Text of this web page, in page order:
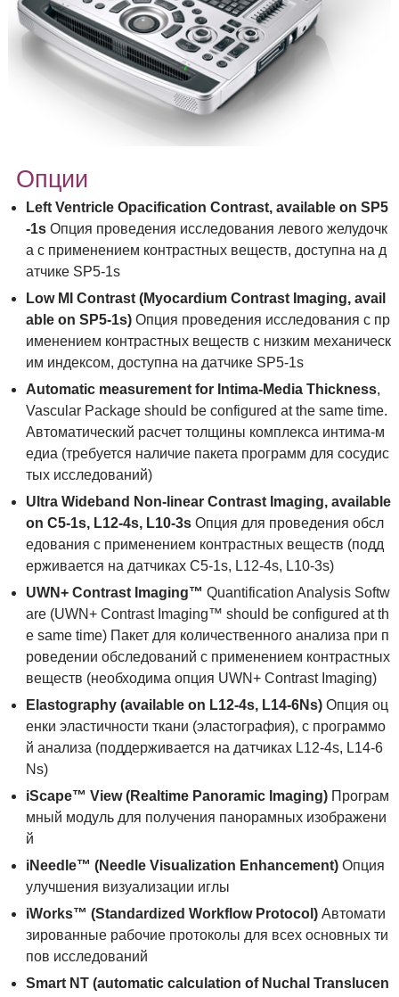
Опции
Left Ventricle Opacification Contrast, available on SP5
-1sОпция проведения исследования левого желудочк
а с применением контрастных веществ, доступна на д
атчике SP5-1s
Low MI Contrast(Myocardium Contrast Imaging, avail
able on SP5-1s) Опция проведения исследования с пр
именением контрастных веществ с низким механическ
им индексом, доступна на датчике SP5-1s
Automatic measurement for Intima-Media Thickness,
Vascular Package should be configured at the same time.
Автоматический расчет толщины комплекса интима-м
едиа (требуется наличие пакета программ для сосудис
тых исследований)
Ultra Wideband Non-linear Contrast Imaging, available
on C5-1s, L12-4s, L10-3sОпция для проведения обсл
едования с применением контрастных веществ (подд
ерживается на датчиках C5-1s, L12-4s, L10-3s)
UWN+ Contrast Imaging™ Quantification Analysis Softw
are (UWN+ Contrast Imaging™ should be configured at th
e same time) Пакет для количественного анализа при п
роведении обследований с применением контрастных
веществ (необходима опция UWN+ Contrast Imaging)
Elastography(available on L12-4s, L14-6Ns) Опция оц
енки эластичности ткани (эластография), с программо
й анализа (поддерживается на датчиках L12-4s, L14-6
Ns)
iScape™ View(Realtime Panoramic Imaging) Програм
мный модуль для получения панорамных изображени
й
iNeedle™ (Needle Visualization Enhancement) Опция
улучшения визуализации иглы
iWorks™ (Standardized Workflow Protocol) Автомати
зированные рабочие протоколы для всех основных ти
пов исследований
Smart NT(automatic calculation of Nuchal Translucen